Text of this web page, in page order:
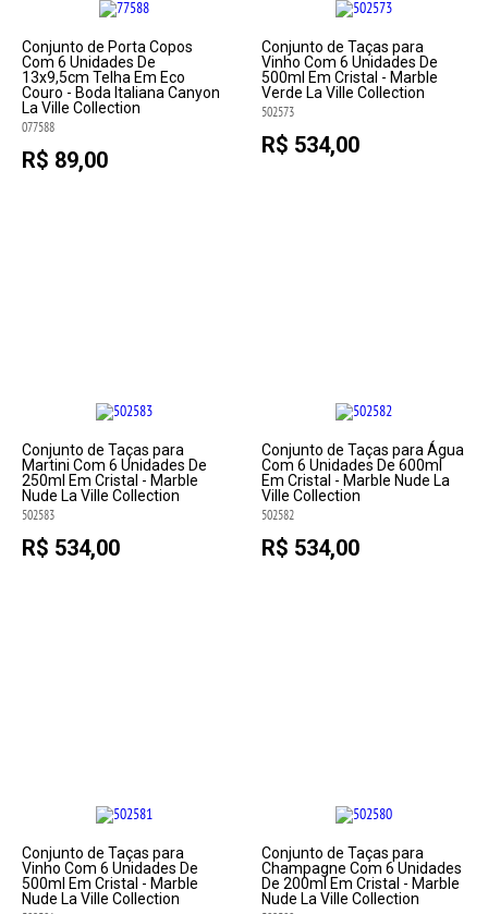
Conjunto de Porta Copos
Com 6 Unidades De
13x9,5cm Telha Em Eco
Couro - Boda Italiana Canyon
La Ville Collection
077588
R$ 89,00
Conjunto de Taças para
Vinho Com 6 Unidades De
500ml Em Cristal - Marble
Verde La Ville Collection
502573
R$ 534,00
Conjunto de Taças para
Martini Com 6 Unidades De
250ml Em Cristal - Marble
Nude La Ville Collection
502583
R$ 534,00
Conjunto de Taças para Água
Com 6 Unidades De 600ml
Em Cristal - Marble Nude La
Ville Collection
502582
R$ 534,00
Conjunto de Taças para
Vinho Com 6 Unidades De
500ml Em Cristal - Marble
Nude La Ville Collection
Conjunto de Taças para
Champagne Com 6 Unidades
De 200ml Em Cristal - Marble
Nude La Ville Collection